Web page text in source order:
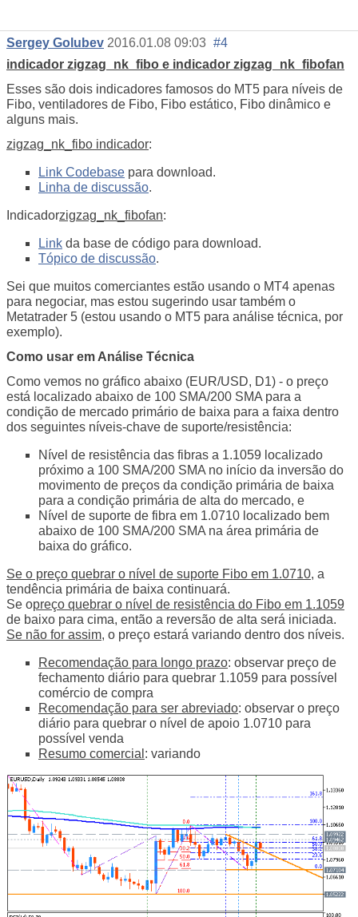
Sergey Golubev 2016.01.08 09:03 #4
indicador zigzag_nk_fibo e indicador zigzag_nk_fibofan
Esses são dois indicadores famosos do MT5 para níveis de
Fibo, ventiladores de Fibo, Fibo estático, Fibo dinâmico e
alguns mais.
zigzag_nk_fibo indicador:
Link Codebase para download.
Linha de discussão.
Indicadorzigzag_nk_fibofan:
Link da base de código para download.
Tópico de discussão.
Sei que muitos comerciantes estão usando o MT4 apenas
para negociar, mas estou sugerindo usar também o
Metatrader 5 (estou usando o MT5 para análise técnica, por
exemplo).
Como usar em Análise Técnica
Como vemos no gráfico abaixo (EUR/USD, D1) - o preço
está localizado abaixo de 100 SMA/200 SMA para a
condição de mercado primário de baixa para a faixa dentro
dos seguintes níveis-chave de suporte/resistência:
Nível de resistência das fibras a 1.1059 localizado
próximo a 100 SMA/200 SMA no início da inversão do
movimento de preços da condição primária de baixa
para a condição primária de alta do mercado, e
Nível de suporte de fibra em 1.0710 localizado bem
abaixo de 100 SMA/200 SMA na área primária de
baixa do gráfico.
Se o preço quebrar o nível de suporte Fibo em 1.0710, a
tendência primária de baixa continuará.
Se opreço quebrar o nível de resistência do Fibo em 1.1059
de baixo para cima, então a reversão de alta será iniciada.
Se não for assim, o preço estará variando dentro dos níveis.
Recomendação para longo prazo: observar preço de
fechamento diário para quebrar 1.1059 para possível
comércio de compra
Recomendação para ser abreviado: observar o preço
diário para quebrar o nível de apoio 1.0710 para
possível venda
Resumo comercial : variando